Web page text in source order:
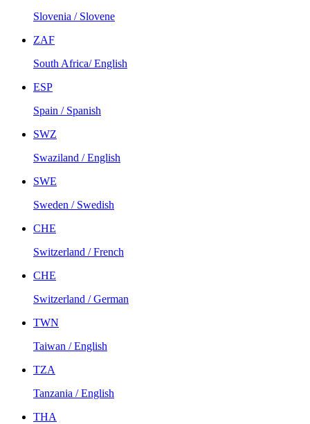
Slovenia / Slovene
ZAF
South Africa/ English
ESP
Spain / Spanish
SWZ
Swaziland / English
SWE
Sweden / Swedish
CHE
Switzerland / French
CHE
Switzerland / German
TWN
Taiwan / English
TZA
Tanzania / English
THA